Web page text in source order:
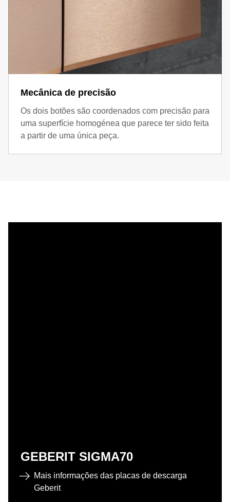
Mecânica de precisão
Os dois botões são coordenados com precisão para
uma superfície homogénea que parece ter sido feita
a partir de uma única peça.
GEBERIT SIGMA70
Mais informações das placas de descarga
Geberit